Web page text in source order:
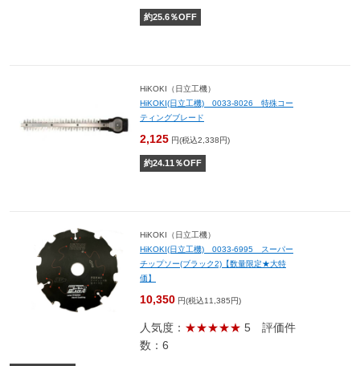
約25.6％OFF
HiKOKI（日立工機）
HiKOKI(日立工機) 0033-8026 特殊コー
ティングブレード
2,125 円(税込2,338円)
約24.11 ％OFF
HiKOKI（日立工機）
HiKOKI(日立工機) 0033-6995 スーパー
チップソー(ブラック2)【数量限定★大特
価】
10,350 円(税込11,385円)
人気度： ★★★★★ 5 評価件
数：6